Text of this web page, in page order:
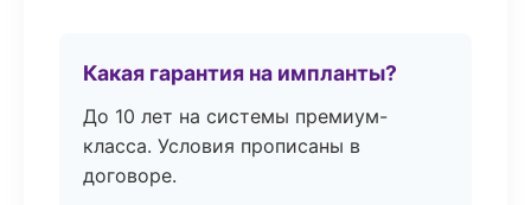
Какая гарантия на импланты?
До 10 лет на системы премиум-
класса. Условия прописаны в
договоре.